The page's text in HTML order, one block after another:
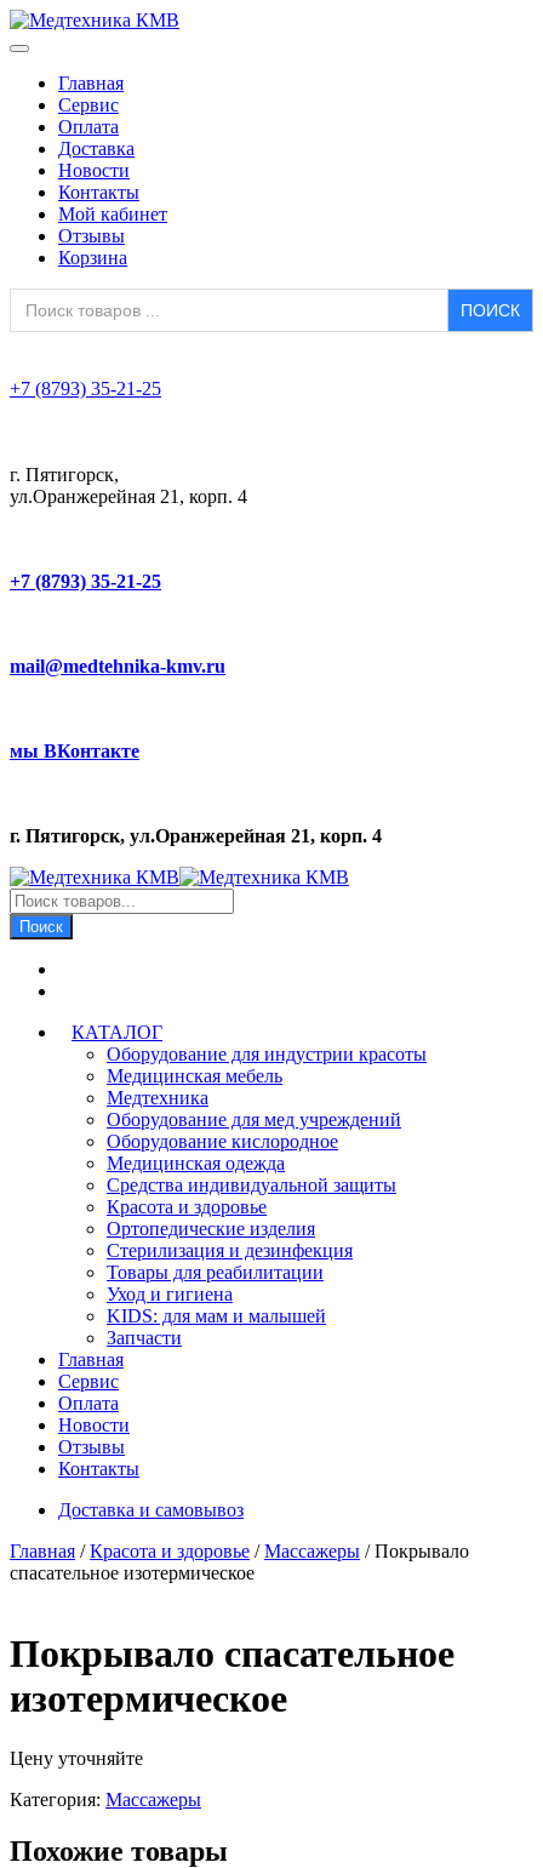
Главная
Сервис
Оплата
Доставка
Новости
Контакты
Мой кабинет
Отзывы
Корзина
Search
for:
+7 (8793) 35-21-25
г. Пятигорск,
ул.Оранжерейная 21, корп. 4
+7 (8793) 35-21-25
mail@medtehnika-kmv.ru
мы ВКонтакте
г. Пятигорск, ул.Оранжерейная 21, корп. 4
Поиск
товаров
Поиск
КАТАЛОГ
Оборудование для индустрии красоты
Медицинская мебель
Медтехника
Оборудование для мед учреждений
Оборудование кислородное
Медицинская одежда
Средства индивидуальной защиты
Красота и здоровье
Ортопедические изделия
Стерилизация и дезинфекция
Товары для реабилитации
Уход и гигиена
KIDS: для мам и малышей
Запчасти
Главная
Сервис
Оплата
Новости
Отзывы
Контакты
Доставка и самовывоз
Главная /Красота и здоровье /Массажеры / Покрывало
спасательное изотермическое
Покрывало спасательное
изотермическое
Цену уточняйте
Категория: Массажеры
Похожие товары